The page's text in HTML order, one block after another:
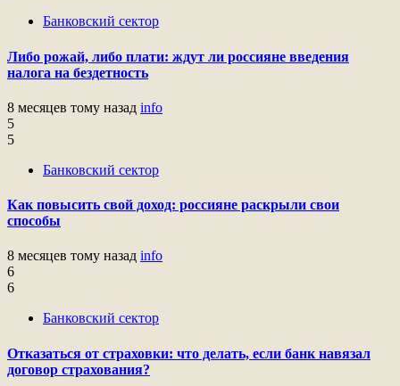
Банковский сектор
Либо рожай, либо плати: ждут ли россияне введения
налога на бездетность
8 месяцев тому назад info
5
5
Банковский сектор
Как повысить свой доход: россияне раскрыли свои
способы
8 месяцев тому назад info
6
6
Банковский сектор
Отказаться от страховки: что делать, если банк навязал
договор страхования?